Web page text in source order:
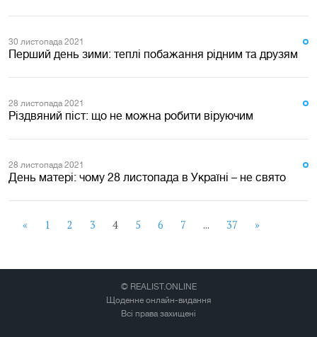
30 листопада 2021
Перший день зими: теплі побажання рідним та друзям
28 листопада 2021
Різдвяний піст: що не можна робити віруючим
28 листопада 2021
День матері: чому 28 листопада в Україні – не свято
« 1 2 3 4 5 6 7 ... 37 »
© REALIST.ONLINE
Щоденне онлайн-видання
Всі права захищені